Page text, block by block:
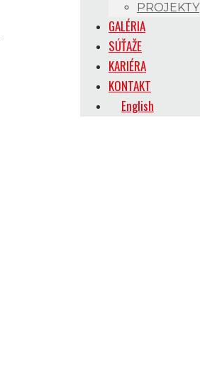
PROJEKTY
GALÉRIA
SÚŤAŽE
KARIÉRA
KONTAKT
English